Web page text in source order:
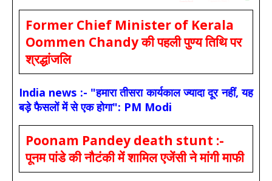
Former Chief Minister of Kerala
Oommen Chandy की पहली पुण्य तिथि पर
श्रद्धांजलि
India news :- "हमारा तीसरा कार्यकाल ज्यादा दूर नहीं, यह
बड़े फैसलों में से एक होगा": PM Modi
Poonam Pandey death stunt :-
पूनम पांडे की नौटंकी में शामिल एजेंसी ने मांगी माफी